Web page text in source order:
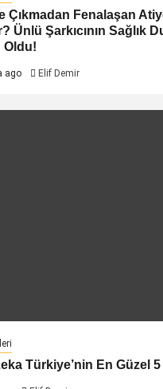
Çıkmadan Fenalaşan
Ünlü Şarkıcının Sağlık
Oldu!
ago Elif Demir
Türkiye’nin En Güzel 5